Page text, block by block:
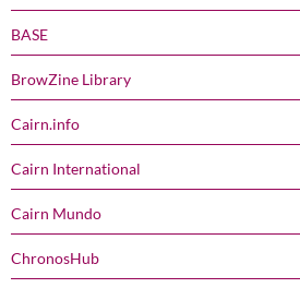
BASE
BrowZine Library
Cairn.info
Cairn International
Cairn Mundo
ChronosHub